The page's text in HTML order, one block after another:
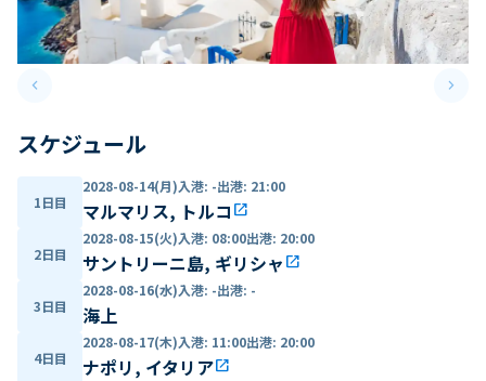
keyboard_arrow_leftPrevious slide keyboard_arrow_right
スケジュール
1日目
2028-08-14(月)入港: -出港: 21:00
マルマリス, トルコ open_in_new
2日目
2028-08-15(火)入港: 08:00出港: 20:00
サントリーニ島, ギリシャ open_in_new
3日目
2028-08-16(水)入港: -出港: -
海上
4日目
2028-08-17(木)入港: 11:00出港: 20:00
ナポリ, イタリアopen_in_new